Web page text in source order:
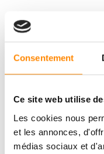
Consentement
Ce site web utilise
Les cookies nous
et les annonces,
médias sociaux et